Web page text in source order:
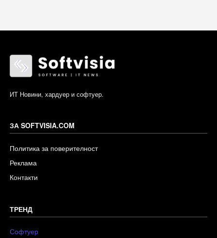
ИТ Новини, хардуер и софтуер.
ЗА SOFTVISIA.COM
Политика за поверителност
Реклама
Контакти
ТРЕНД
Софтуер